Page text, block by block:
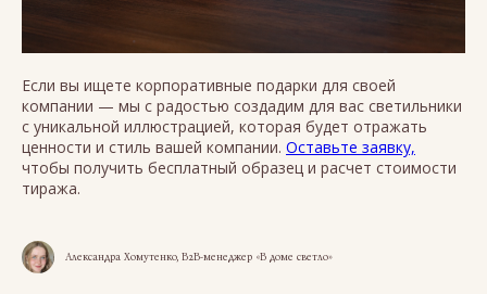
Если вы ищете корпоративные подарки для своей
компании — мы с радостью создадим для вас светильники
с уникальной иллюстрацией, которая будет отражать
ценности и стиль вашей компании. Оставьте заявку,
чтобы получить бесплатный образец и расчет стоимости
тиража.
Александра Хомутенко, B2B-менеджер «В доме светло»